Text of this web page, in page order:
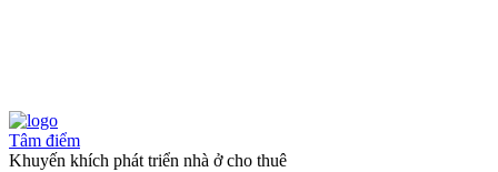
Tâm điểm
Khuyến khích phát triển nhà ở cho thuê